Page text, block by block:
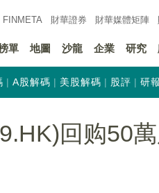
FINMETA 財華證券 財華媒體矩陣
單 地圖 沙龍 企業 研究
A股解碼 美股解碼 股評 研報
回购50